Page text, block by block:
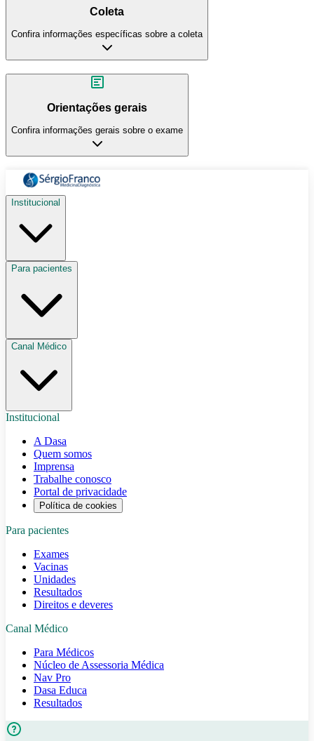
Coleta
Confira informações específicas sobre a coleta
Orientações gerais
Confira informações gerais sobre o exame
Institucional
Para pacientes
Canal Médico
Institucional
A Dasa
Quem somos
Imprensa
Trabalhe conosco
Portal de privacidade
Política de cookies
Para pacientes
Exames
Vacinas
Unidades
Resultados
Direitos e deveres
Canal Médico
Para Médicos
Núcleo de Assessoria Médica
Nav Pro
Dasa Educa
Resultados